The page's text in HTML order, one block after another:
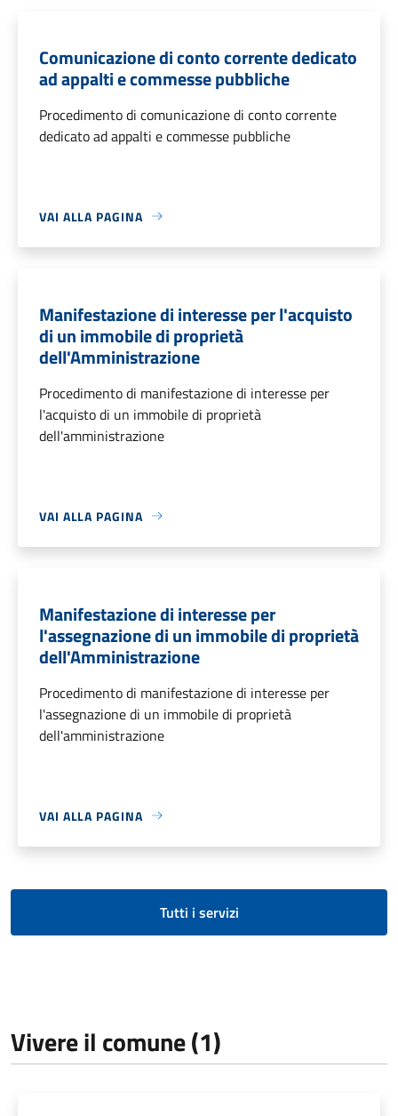
Comunicazione di conto corrente dedicato
ad appalti e commesse pubbliche
Procedimento di comunicazione di conto corrente
dedicato ad appalti e commesse pubbliche
VAI ALLA PAGINA
Manifestazione di interesse per l'acquisto
di un immobile di proprietà
dell'Amministrazione
Procedimento di manifestazione di interesse per
l'acquisto di un immobile di proprietà
dell'amministrazione
VAI ALLA PAGINA
Manifestazione di interesse per
l'assegnazione di un immobile di proprietà
dell'Amministrazione
Procedimento di manifestazione di interesse per
l'assegnazione di un immobile di proprietà
dell'amministrazione
VAI ALLA PAGINA
Tutti i servizi
Vivere il comune (1)